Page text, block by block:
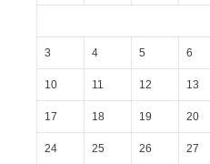
3 4 5 6
10 11 12 13
17 18 19 20
24 25 26 27